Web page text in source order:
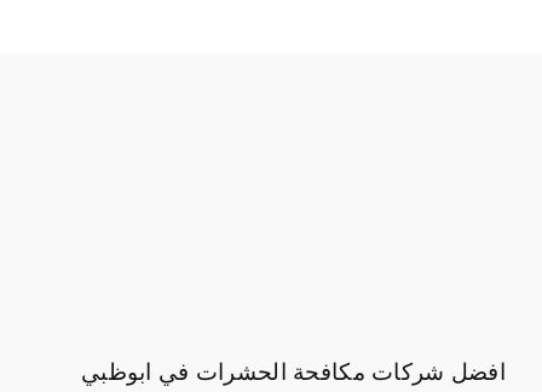
افضل شركات مكافحة الحشرات في ابوظبي